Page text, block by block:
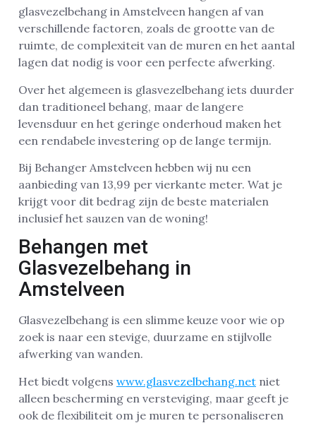
glasvezelbehang in Amstelveen hangen af van
verschillende factoren, zoals de grootte van de
ruimte, de complexiteit van de muren en het aantal
lagen dat nodig is voor een perfecte afwerking.
Over het algemeen is glasvezelbehang iets duurder
dan traditioneel behang, maar de langere
levensduur en het geringe onderhoud maken het
een rendabele investering op de lange termijn.
Bij Behanger Amstelveen hebben wij nu een
aanbieding van 13,99 per vierkante meter. Wat je
krijgt voor dit bedrag zijn de beste materialen
inclusief het sauzen van de woning!
Behangen met
Glasvezelbehang in
Amstelveen
Glasvezelbehang is een slimme keuze voor wie op
zoek is naar een stevige, duurzame en stijlvolle
afwerking van wanden.
Het biedt volgens www.glasvezelbehang.net niet
alleen bescherming en versteviging, maar geeft je
ook de flexibiliteit om je muren te personaliseren